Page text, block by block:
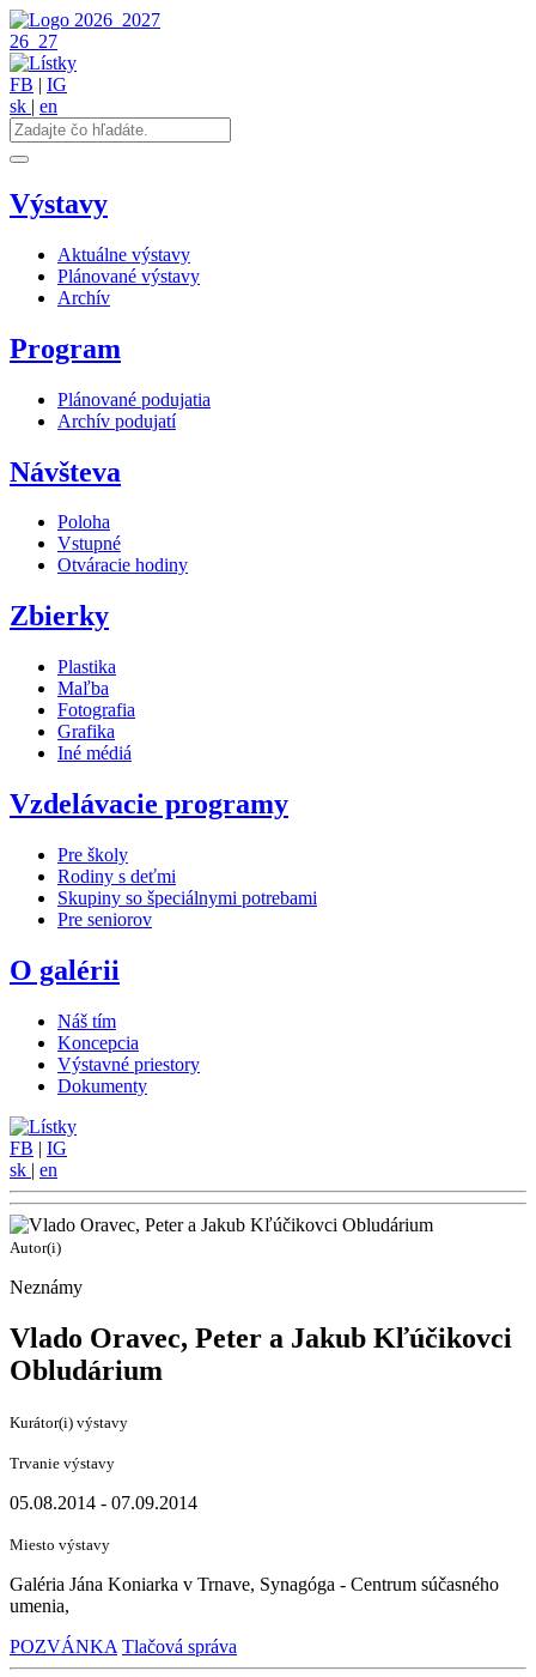
2026 2027
26 27
FB | IG
sk | en
Výstavy
Aktuálne výstavy
Plánované výstavy
Archív
Program
Plánované podujatia
Archív podujatí
Návšteva
Poloha
Vstupné
Otváracie hodiny
Zbierky
Plastika
Maľba
Fotografia
Grafika
Iné médiá
Vzdelávacie programy
Pre školy
Rodiny s deťmi
Skupiny so špeciálnymi potrebami
Pre seniorov
O galérii
Náš tím
Koncepcia
Výstavné priestory
Dokumenty
FB | IG
sk | en
Autor(i)
Neznámy
Vlado Oravec, Peter a Jakub Kľúčikovci
Obludárium
Kurátor(i) výstavy
Trvanie výstavy
05.08.2014 - 07.09.2014
Miesto výstavy
Galéria Jána Koniarka v Trnave, Synagóga - Centrum súčasného
umenia,
POZVÁNKA Tlačová správa